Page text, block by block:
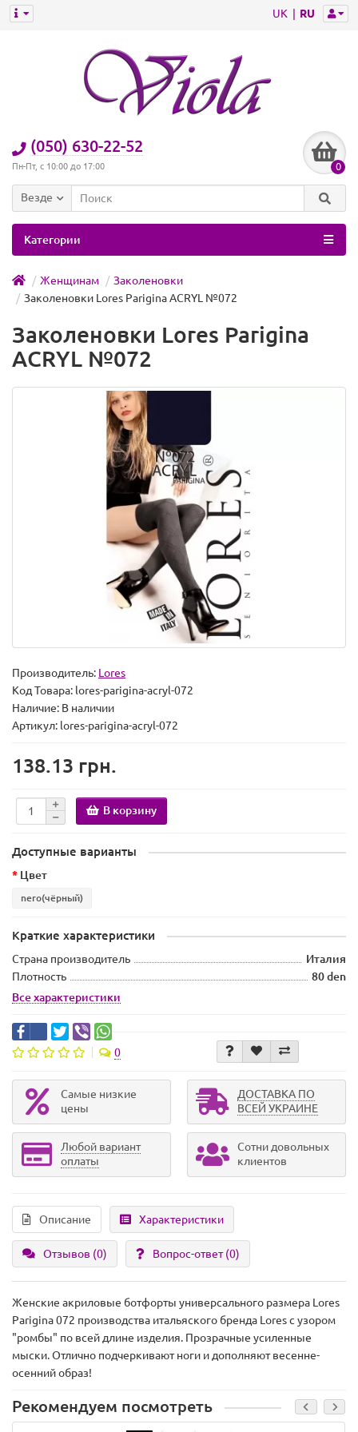
UK RU
(050) 630-22-52
Пн-Пт, с 10:00 до 17:00 0
Везде
Категории
Женщинам
Заколеновки
Заколеновки Lores Parigina ACRYL №072
Заколеновки Lores Parigina
ACRYL №072
Производитель: Lores
Код Товара: lores-parigina-acryl-072
Наличие: В наличии
Артикул: lores-parigina-acryl-072
138.13 грн.
В корзину
Доступные варианты
Цвет
nero(чёрный)
Краткие характеристики
Страна производитель
Италия
Плотность
80 den
Все характеристики
0
Самые низкие
цены
ДОСТАВКА ПО
ВСЕЙ УКРАИНЕ
Любой вариант
оплаты
Сотни довольных
клиентов
Описание Характеристики
Отзывов (0) Вопрос-ответ(0)
Женские акриловые ботфорты универсального размера Lores
Parigina 072 производства итальяского бренда Lores с узором
"ромбы" по всей длине изделия. Прозрачные усиленные
мыски. Отлично подчеркивают ноги и дополняют весенне-
осенний образ!
Рекомендуем посмотреть